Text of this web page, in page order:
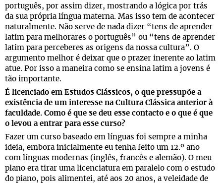
português, por assim dizer, mostrando a lógica por trás
da sua própria língua materna. Mas isso tem de acontecer
naturalmente. Não serve de nada dizer “tens de aprender
latim para melhorares o português” ou “tens de aprender
latim para perceberes as origens da nossa cultura”. O
argumento melhor é deixar que o prazer inerente ao latim
atue. Por isso a maneira como se ensina latim a jovens é
tão importante.
É licenciado em Estudos Clássicos, o que pressupõe a
existência de um interesse na Cultura Clássica anterior à
faculdade. Como é que se deu esse contacto e o que é que
o levou a entrar para esse curso?
Fazer um curso baseado em línguas foi sempre a minha
ideia, embora inicialmente eu tenha feito um 12.º ano
com línguas modernas (inglês, francês e alemão). O meu
plano era tirar uma licenciatura em paralelo com o estudo
do piano, pois alimentei, até aos 20 anos, a veleidade de